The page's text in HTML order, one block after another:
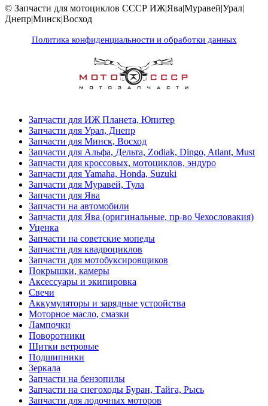
© Запчасти для мотоциклов СССР ИЖ|Ява|Муравей|Урал|
Днепр|Минск|Восход
Политика конфиденциальности и обработки данных
Запчасти для ИЖ Планета, Юпитер
Запчасти для Урал, Днепр
Запчасти для Минск, Восход
Запчасти для Альфа, Дельта, Zodiak, Dingo, Atlant, Must
Запчасти для кроссовых, мотоциклов, эндуро
Запчасти для Yamaha, Honda, Suzuki
Запчасти для Муравей, Тула
Запчасти для Ява
Запчасти на автомобили
Запчасти для Ява (оригинальные, пр-во Чехословакия)
Уценка
Запчасти на советские мопеды
Запчасти для квадроциклов
Запчасти для мотобуксировщиков
Покрышки, камеры
Аксессуары и экипировка
Свечи
Аккумуляторы и зарядные устройства
Моторное масло, смазки
Лампочки
Поворотники
Щитки ветровые
Подшипники
Зеркала
Запчасти на бензопилы
Запчасти на снегоходы Буран, Тайга, Рысь
Запчасти для лодочных моторов